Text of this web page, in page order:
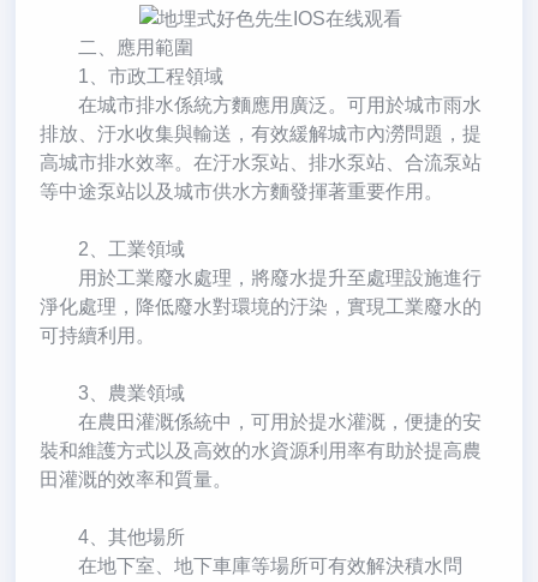
二、應用範圍
1、市政工程領域
在城市排水係統方麵應用廣泛。可用於城市雨水
排放、汙水收集與輸送，有效緩解城市內澇問題，提
高城市排水效率。在汙水泵站、排水泵站、合流泵站
等中途泵站以及城市供水方麵發揮著重要作用。
2、工業領域
用於工業廢水處理，將廢水提升至處理設施進行
淨化處理，降低廢水對環境的汙染，實現工業廢水的
可持續利用。
3、農業領域
在農田灌溉係統中，可用於提水灌溉，便捷的安
裝和維護方式以及高效的水資源利用率有助於提高農
田灌溉的效率和質量。
4、其他場所
在地下室、地下車庫等場所可有效解決積水問